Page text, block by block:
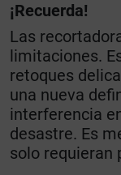
¡Recuerda!
Las
limitaciones.
retoques
una nueva
interferencia
desastre. Es
solo requieran